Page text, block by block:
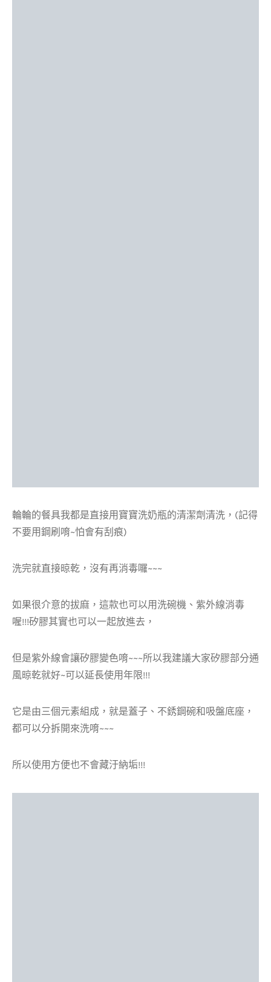
輪輪的餐具我都是直接用寶寶洗奶瓶的清潔劑清洗，(記得
不要用鋼刷唷~怕會有刮痕)
洗完就直接晾乾，沒有再消毒囉~~~
如果很介意的拔麻，這款也可以用洗碗機、紫外線消毒
喔!!!矽膠其實也可以一起放進去，
但是紫外線會讓矽膠變色唷~~~所以我建議大家矽膠部分通
風晾乾就好~可以延長使用年限!!!
它是由三個元素組成，就是蓋子、不銹鋼碗和吸盤底座，
都可以分拆開來洗唷~~~
所以使用方便也不會藏汙納垢!!!